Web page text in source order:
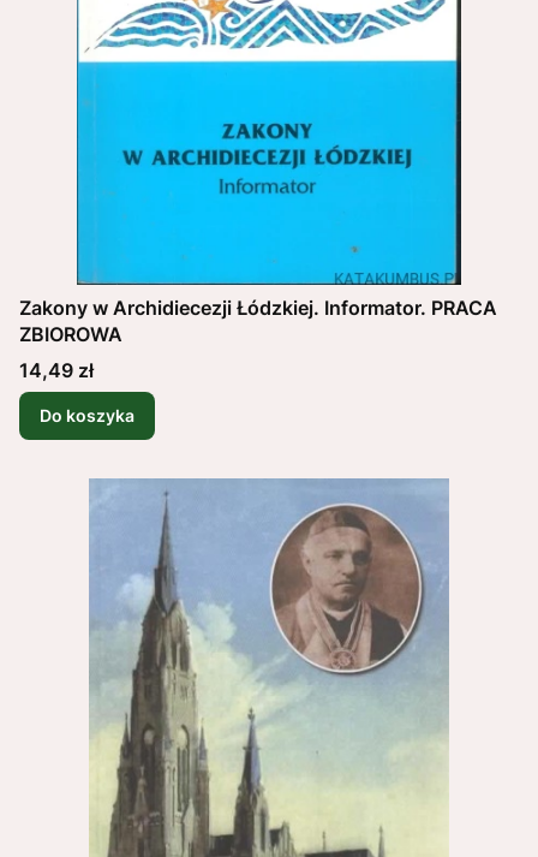
Zakony w Archidiecezji Łódzkiej. Informator. PRACA
ZBIOROWA
Cena
14,49 zł
Do koszyka